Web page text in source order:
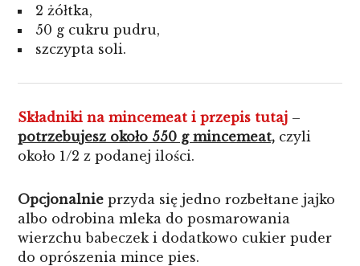
2 żółtka,
50 g cukru pudru,
szczypta soli.
Składniki na mincemeat i przepis tutaj –
potrzebujesz około 550 g mincemeat, czyli
około 1/2 z podanej ilości.
Opcjonalnie przyda się jedno rozbełtane jajko
albo odrobina mleka do posmarowania
wierzchu babeczek i dodatkowo cukier puder
do oprószenia mince pies.